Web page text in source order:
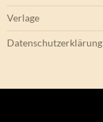
Verlage
Datenschutzerklärung